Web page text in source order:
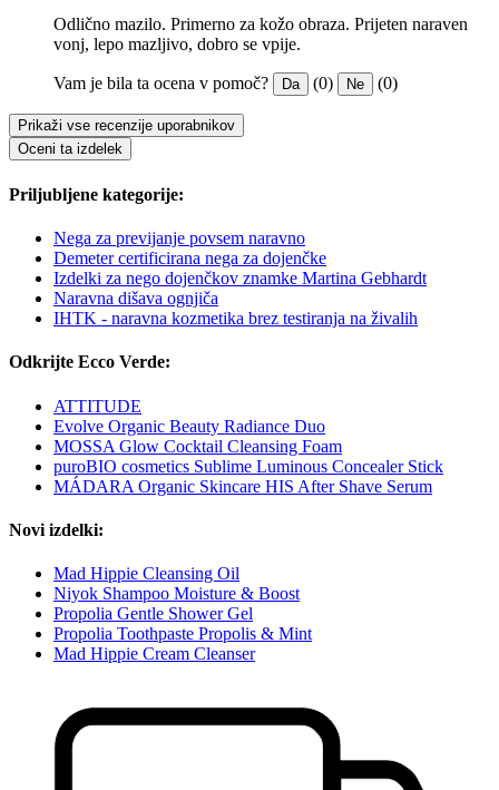
Odlično mazilo. Primerno za kožo obraza. Prijeten naraven
vonj, lepo mazljivo, dobro se vpije.
Vam je bila ta ocena v pomoč? Da (0) Ne (0)
Prikaži vse recenzije uporabnikov
Oceni ta izdelek
Priljubljene kategorije:
Nega za previjanje povsem naravno
Demeter certificirana nega za dojenčke
Izdelki za nego dojenčkov znamke Martina Gebhardt
Naravna dišava ognjiča
IHTK - naravna kozmetika brez testiranja na živalih
Odkrijte Ecco Verde:
ATTITUDE
Evolve Organic Beauty Radiance Duo
MOSSA Glow Cocktail Cleansing Foam
puroBIO cosmetics Sublime Luminous Concealer Stick
MÁDARA Organic Skincare HIS After Shave Serum
Novi izdelki:
Mad Hippie Cleansing Oil
Niyok Shampoo Moisture & Boost
Propolia Gentle Shower Gel
Propolia Toothpaste Propolis & Mint
Mad Hippie Cream Cleanser